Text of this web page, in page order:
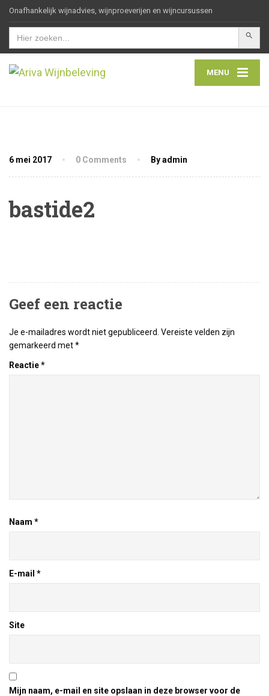
Onafhankelijk wijnadvies, wijnproeverijen en wijncursussen
Zoek
naar:
MENU
6 mei 2017 0 Comments By admin
bastide2
Geef een reactie
Je e-mailadres wordt niet gepubliceerd. Vereiste velden zijn
gemarkeerd met*
Reactie*
Naam *
E-mail *
Site
Mijn naam, e-mail en site opslaan in deze browser voor de